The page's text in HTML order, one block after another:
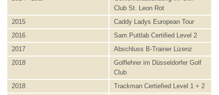
Club St. Leon Rot
2015
Caddy Ladys European Tour
2016
Sam Puttlab Certified Level 2
2017
Abschluss B-Trainer Lizenz
2018
Golflehrer im Düsseldorfer Golf
Club
2018
Trackman Certiefied Level 1 + 2